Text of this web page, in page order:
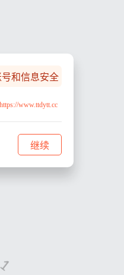
和信息安全
https://www.ttdytt.cc
继续